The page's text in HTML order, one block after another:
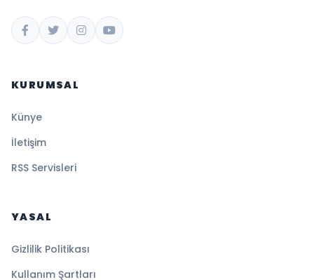
KURUMSAL
Künye
İletişim
RSS Servisleri
YASAL
Gizlilik Politikası
Kullanım Şartları